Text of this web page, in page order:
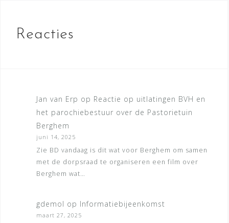
Reacties
Jan van Erp op Reactie op uitlatingen BVH en
het parochiebestuur over de Pastorietuin
Berghem
juni 14, 2025
Zie BD vandaag is dit wat voor Berghem om samen
met de dorpsraad te organiseren een film over
Berghem wat…
gdemol op Informatiebijeenkomst
maart 27, 2025